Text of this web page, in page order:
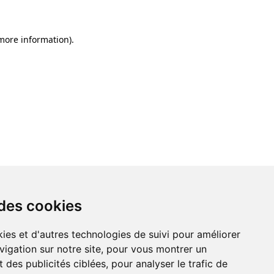
cookies
et d'autres technologies de suivi pour améliorer
sur notre site, pour vous montrer un
des publicités ciblées, pour analyser le trafic de
information).